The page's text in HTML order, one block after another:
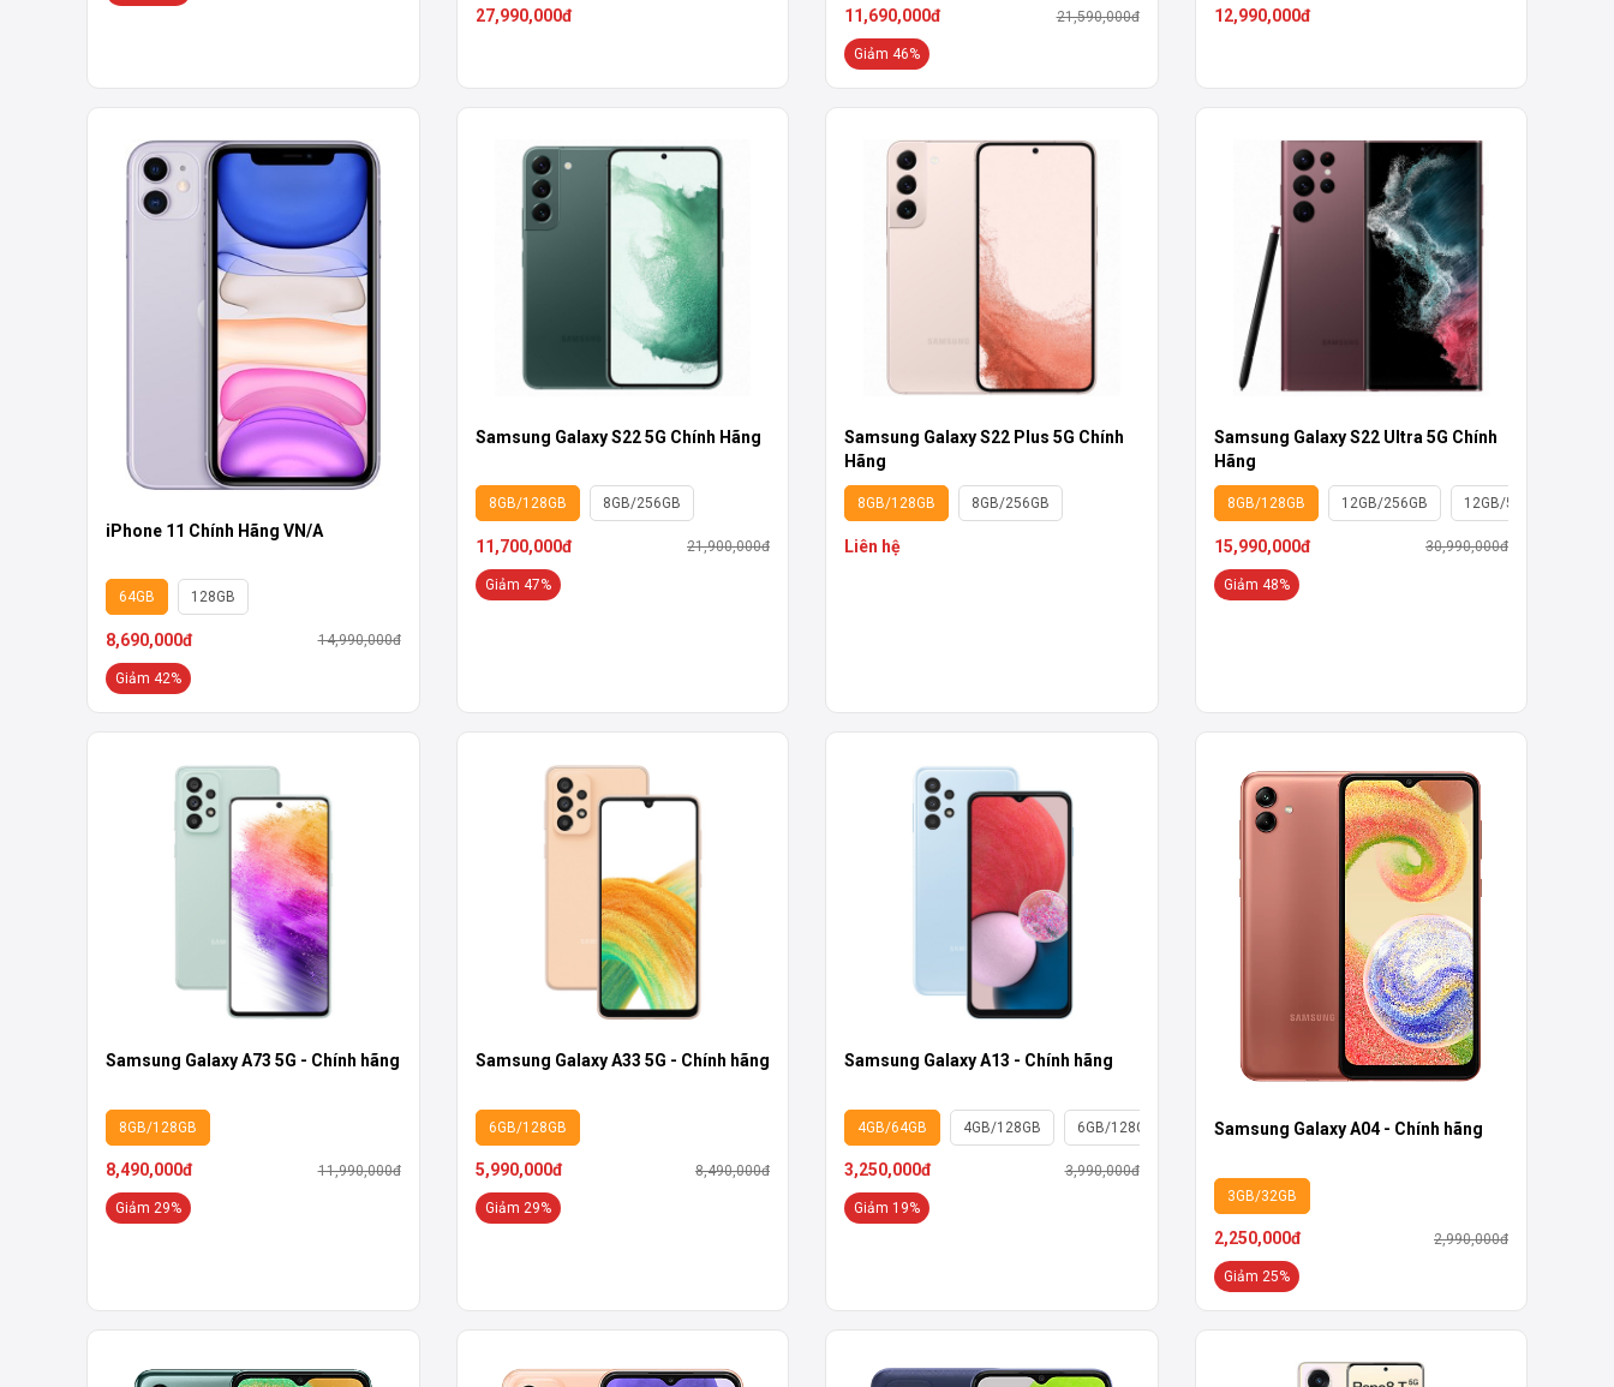
27,990,000đ 11,690,000đ 21,590,000đ
Giảm 46%
12,990,000đ
iPhone 11 Chính Hãng VN/A
64GB 128GB
8,690,000đ 14,990,000đ
Giảm 42%
Samsung Galaxy S22 5G Chính Hãng
8GB/128GB 8GB/256GB
11,700,000đ 21,900,000đ
Giảm 47%
Samsung Galaxy S22 Plus 5G Chính
Hãng
8GB/128GB 8GB/256GB
Liên hệ
Samsung Galaxy S22 Ultra 5G Chính
Hãng
8GB/128GB 12GB/256GB 12GB/512GB
15,990,000đ 30,990,000đ
Giảm 48%
Samsung Galaxy A73 5G - Chính hãng
8GB/128GB
8,490,000đ 11,990,000đ
Giảm 29%
Samsung Galaxy A33 5G - Chính hãng
6GB/128GB
5,990,000đ 8,490,000đ
Giảm 29%
Samsung Galaxy A13 - Chính hãng
4GB/64GB 4GB/128GB 6GB/128GB
3,250,000đ 3,990,000đ
Giảm 19%
Samsung Galaxy A04 - Chính hãng
3GB/32GB
2,250,000đ 2,990,000đ
Giảm 25%